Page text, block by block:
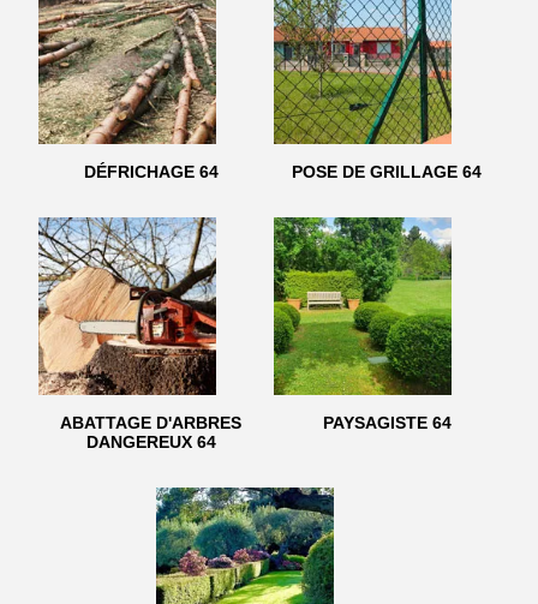
DÉFRICHAGE 64 POSE DE GRILLAGE 64
ABATTAGE D'ARBRES
DANGEREUX 64
PAYSAGISTE 64